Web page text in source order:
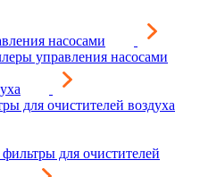
насосами
управления насосами
для очистителей воздуха
для очистителей